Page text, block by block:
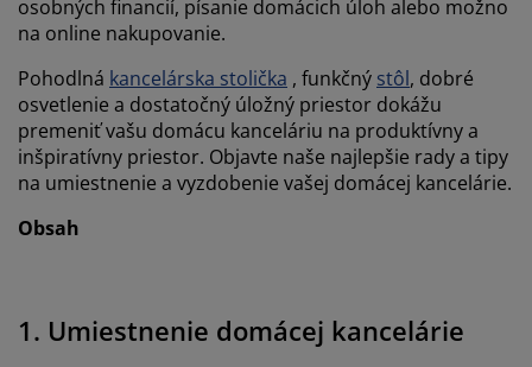
postele
osobných financií, písanie domácich úloh alebo možno
na online nakupovanie.
Pohodlná kancelárska stolička , funkčný stôl, dobré
osvetlenie a dostatočný úložný priestor dokážu
premeniť vašu domácu kanceláriu na produktívny a
inšpiratívny priestor. Objavte naše najlepšie rady a tipy
na umiestnenie a vyzdobenie vašej domácej kancelárie.
Obsah
1. Umiestnenie domácej kancelárie